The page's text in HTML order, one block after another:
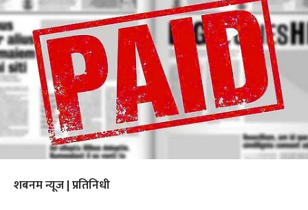
शबनम न्यूज | प्रतिनिधी